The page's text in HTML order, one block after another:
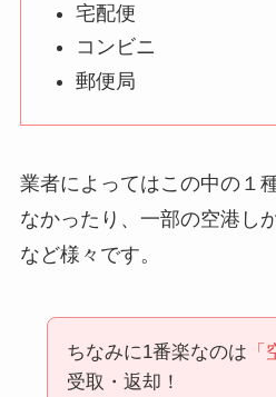
宅配便
コンビニ
郵便局
業者によってはこの中の１
なかったり、一部の空港し
など様々です。
ちなみに1番楽なのは 「
受取・返却！